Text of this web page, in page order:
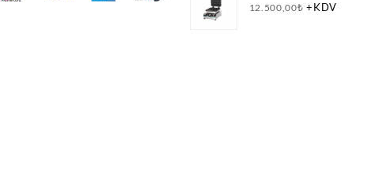
Elektrikli
12.500,00₺ +KDV